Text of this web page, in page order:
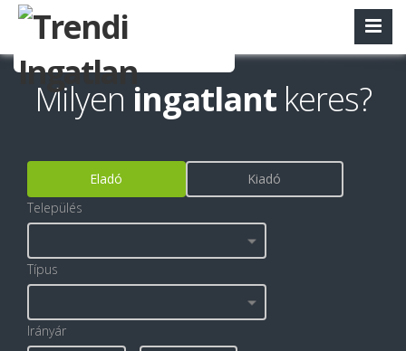
Milyen ingatlant keres?
Eladó
Kiadó
Település
Típus
Irányár